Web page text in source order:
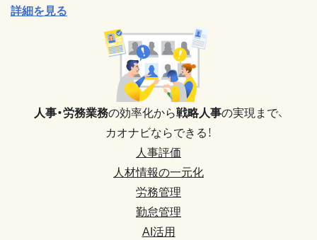
詳細を見る
人事・労務業務の効率化から戦略人事の実現まで、
カオナビならできる！
人事評価
人材情報の一元化
労務管理
勤怠管理
AI活用